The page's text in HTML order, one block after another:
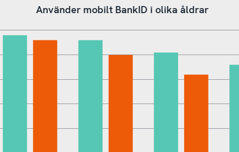
Använder mobilt BankID i olika åldrar